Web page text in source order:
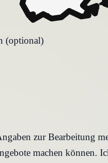
(optional)
zur Bearbeitung
machen können.